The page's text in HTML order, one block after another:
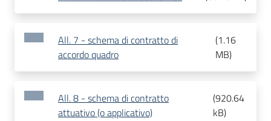
All. 7 - schema di contratto di
accordo quadro
(1.16
MB)
All. 8 - schema di contratto
attuativo (o applicativo)
(920.64
kB)